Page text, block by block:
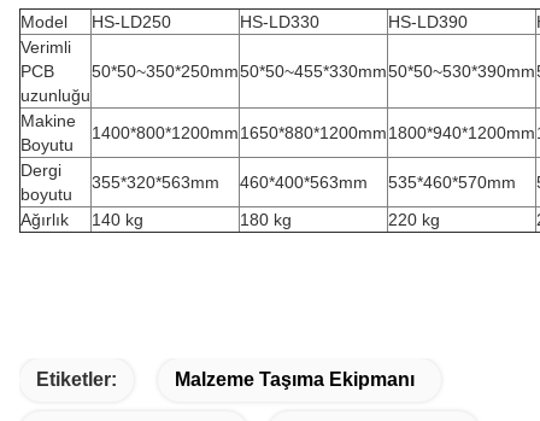
Model HS-LD250 HS-LD330 HS-LD390
Verimli
PCB
uzunluğu
50*50~350*250mm50*50~455*330mm50*50~530*390mm
Makine
Boyutu
1400*800*1200mm1650*880*1200mm1800*940*1200mm
Dergi
boyutu
355*320*563mm 460*400*563mm 535*460*570mm
Ağırlık
140 kg 180 kg 220 kg
Etiketler: Malzeme Taşıma Ekipmanı